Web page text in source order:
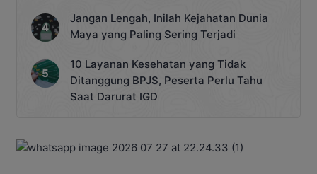
Jangan Lengah, Inilah Kejahatan Dunia
Maya yang Paling Sering Terjadi
10 Layanan Kesehatan yang Tidak
Ditanggung BPJS, Peserta Perlu Tahu
Saat Darurat IGD